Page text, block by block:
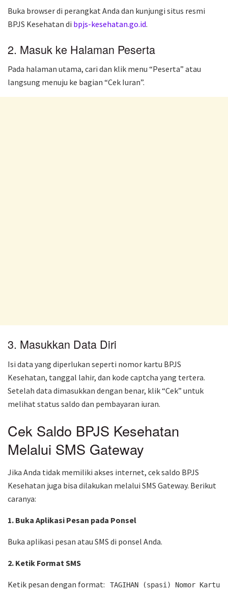
Buka browser di perangkat Anda dan kunjungi situs resmi
BPJS Kesehatan di bpjs-kesehatan.go.id.
2. Masuk ke Halaman Peserta
Pada halaman utama, cari dan klik menu “Peserta” atau
langsung menuju ke bagian “Cek Iuran”.
3. Masukkan Data Diri
Isi data yang diperlukan seperti nomor kartu BPJS
Kesehatan, tanggal lahir, dan kode captcha yang tertera.
Setelah data dimasukkan dengan benar, klik “Cek” untuk
melihat status saldo dan pembayaran iuran.
Cek Saldo BPJS Kesehatan
Melalui SMS Gateway
Jika Anda tidak memiliki akses internet, cek saldo BPJS
Kesehatan juga bisa dilakukan melalui SMS Gateway. Berikut
caranya:
1. Buka Aplikasi Pesan pada Ponsel
Buka aplikasi pesan atau SMS di ponsel Anda.
2. Ketik Format SMS
Ketik pesan dengan format: TAGIHAN (spasi) Nomor Kartu